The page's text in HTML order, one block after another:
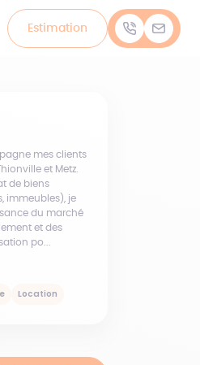
Estimation
mes clients
et Metz.
de biens
immeubles), je
du marché
et des
po...
Location